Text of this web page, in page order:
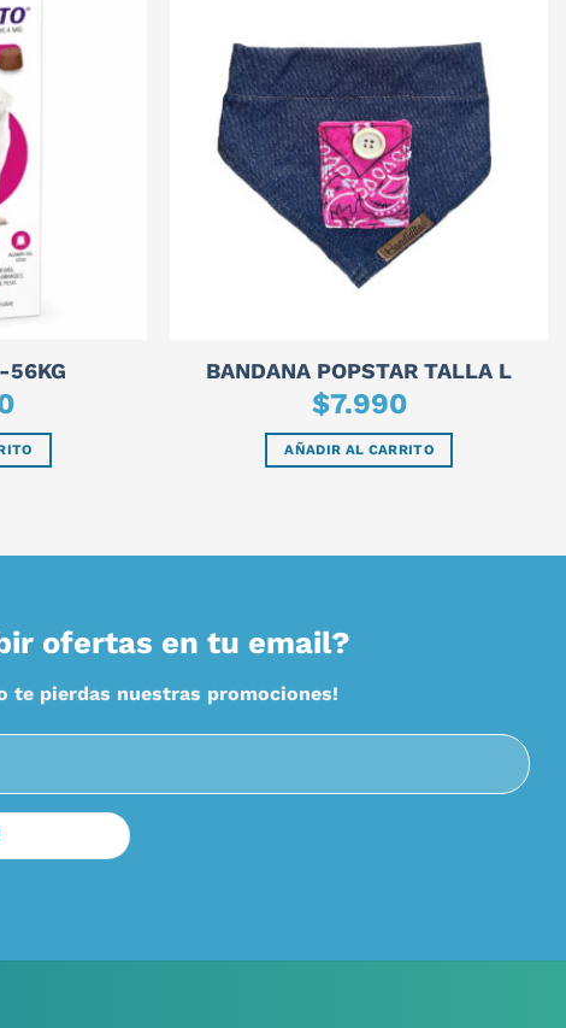
56KG BANDANA POPSTAR TALLA L
$7.990
AÑADIR AL CARRITO
ofertas en tu email?
te pierdas nuestras promociones!